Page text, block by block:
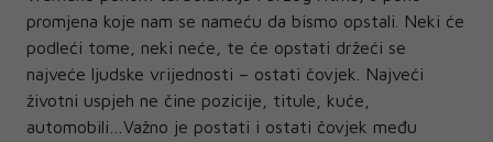
promjena koje nam se nameću da bismo opstali. Neki će
podleći tome, neki neće, te će opstati držeći se
najveće ljudske vrijednosti – ostati čovjek. Najveći
životni uspjeh ne čine pozicije, titule, kuće,
automobili…Važno je postati i ostati čovjek među